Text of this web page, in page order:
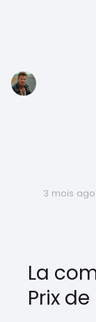
3 mois ago
La
Prix